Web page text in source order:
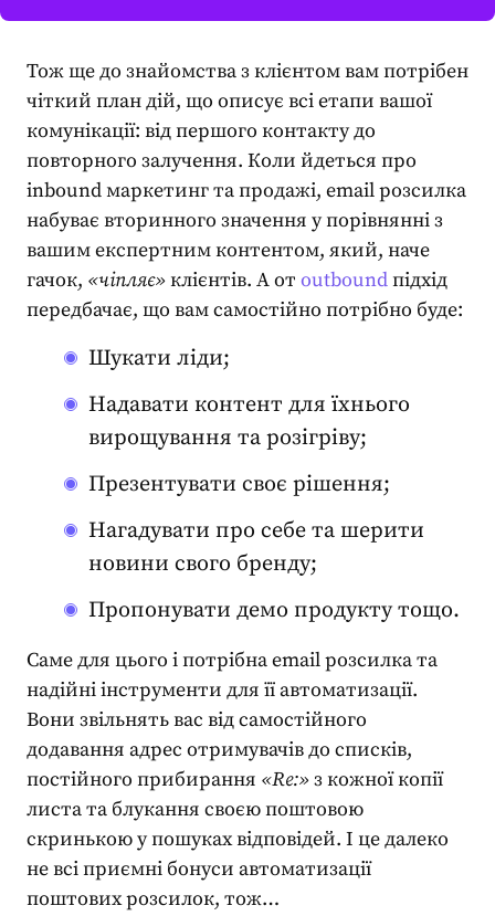
Тож ще до знайомства з клієнтом вам потрібен
чіткий план дій, що описує всі етапи вашої
комунікації: від першого контакту до
повторного залучення. Коли йдеться про
inbound маркетинг та продажі, email розсилка
набуває вторинного значення у порівнянні з
вашим експертним контентом, який, наче
гачок, «чіпляє»клієнтів. А от outboundпідхід
передбачає, що вам самостійно потрібно буде:
Шукати ліди;
Надавати контент для їхнього
вирощування та розігріву;
Презентувати своє рішення;
Нагадувати про себе та шерити
новини свого бренду;
Пропонувати демо продукту тощо.
Саме для цього і потрібна email розсилка та
надійні інструменти для її автоматизації.
Вони звільнять вас від самостійного
додавання адрес отримувачів до списків,
постійного прибирання «Re:»з кожної копії
листа та блукання своєю поштовою
скринькою у пошуках відповідей. І це далеко
не всі приємні бонуси автоматизації
поштових розсилок, тож…